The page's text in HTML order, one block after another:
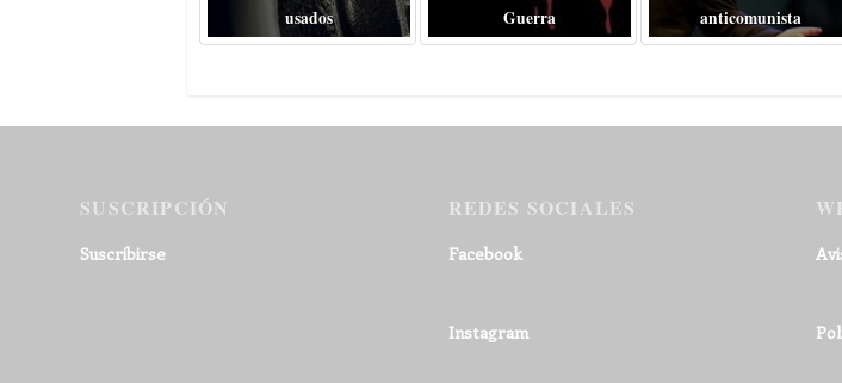
usados
Guerra
anticomunista
SUSCRIPCIÓN
Suscribirse
REDES SOCIALES
Facebook
Instagram